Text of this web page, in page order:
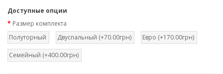
Доступные опции
Размер комплекта
Полуторный
Двуспальный (+70.00грн) Евро (+170.00грн)
Семейный (+400.00грн)